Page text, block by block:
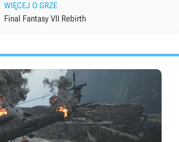
WIĘCEJ O GRZE
Final Fantasy VII Rebirth